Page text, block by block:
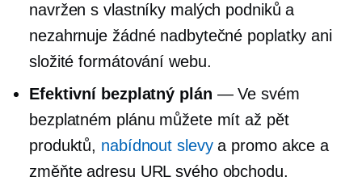
navržen s vlastníky malých podniků a
nezahrnuje žádné nadbytečné poplatky ani
složité formátování webu.
Efektivní bezplatný plán — Ve svém
bezplatném plánu můžete mít až pět
produktů, nabídnout slevya promo akce a
změňte adresu URL svého obchodu.